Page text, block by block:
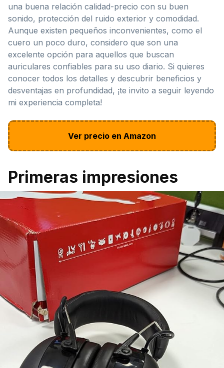
una buena relación calidad-precio con su buen
sonido, protección del ruido exterior y comodidad.
Aunque existen pequeños inconvenientes, como el
cuero un poco duro, considero que son una
excelente opción para aquellos que buscan
auriculares confiables para su uso diario. Si quieres
conocer todos los detalles y descubrir beneficios y
desventajas en profundidad, ¡te invito a seguir leyendo
mi experiencia completa!
Ver precio en Amazon
Primeras impresiones